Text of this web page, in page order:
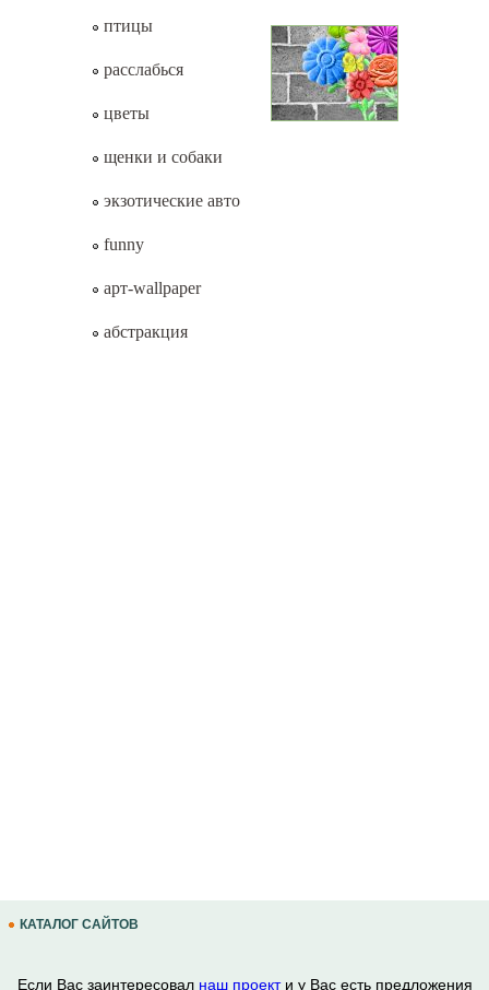
птицы
расслабься
цветы
щенки и собаки
экзотические авто
funny
арт-wallpaper
абстракция
КАТАЛОГ САЙТОВ
Если Вас заинтересовал наш проекти у Вас есть предложения